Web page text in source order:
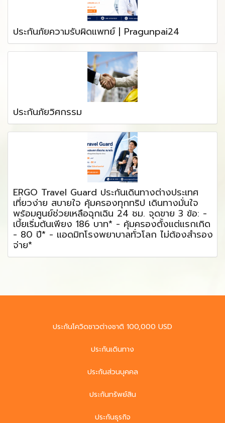
ประกันภัยความรับผิดแพทย์ | Pragunpai24
ประกันภัยวิศกรรม
ERGO Travel Guard ประกันเดินทางต่างประเทศ
เที่ยวง่าย สบายใจ คุ้มครองทุกทริป เดินทางมั่นใจ
พร้อมศูนย์ช่วยเหลือฉุกเฉิน 24 ชม. จุดขาย 3 ข้อ: -
เบี้ยเริ่มต้นเพียง 186 บาท* - คุ้มครองตั้งแต่แรกเกิด
- 80 ปี* - แอดมิทโรงพยาบาลทั่วโลก ไม่ต้องสำรอง
จ่าย*
ประกันโควิดชาวต่างชาติ 100,000 USD
ประกันเดินทาง
ประกันส่วนบุคคล
ประกันทรัพย์สิน
ประกันธุรกิจ